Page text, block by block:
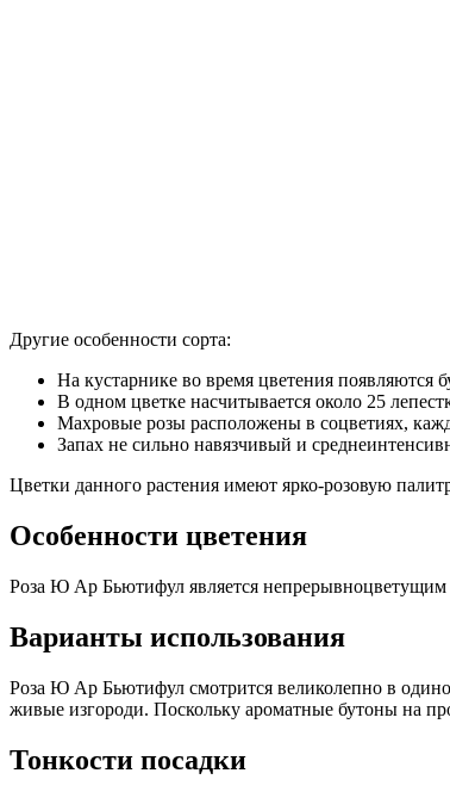
Другие особенности сорта:
На кустарнике во время цветения
В одном цветке насчитывается около 25
Махровые розы расположены в соцветиях,
Запах не сильно навязчивый и
Цветки данного растения имеют ярко-розовую
Особенности цветения
Роза Ю Ар Бьютифул является
Варианты использования
Роза Ю Ар Бьютифул смотрится великолепно в
живые изгороди. Поскольку ароматные бутоны на
Тонкости посадки